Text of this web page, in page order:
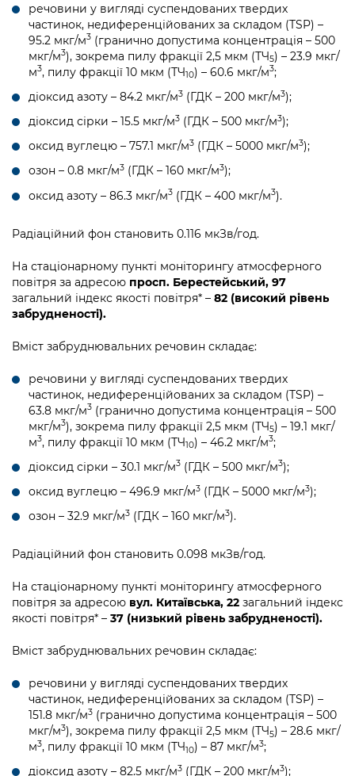
речовини у вигляді суспендованих твердих
частинок, недиференційованих за складом (TSP) –
95.2 мкг/м3 (гранично допустима концентрація – 500
мкг/м3), зокрема пилу фракції 2,5 мкм (ТЧ5) – 23.9 мкг/
м3, пилу фракції 10 мкм (ТЧ10) – 60.6 мкг/м3;
діоксид азоту – 84.2 мкг/м3 (ГДК – 200 мкг/м3);
діоксид сірки – 15.5 мкг/м3 (ГДК – 500 мкг/м3);
оксид вуглецю – 757.1 мкг/м3 (ГДК – 5000 мкг/м3);
озон – 0.8 мкг/м3 (ГДК – 160 мкг/м3);
оксид азоту – 86.3 мкг/м3 (ГДК – 400 мкг/м3).
Радіаційний фон становить 0.116 мкЗв/год.
На стаціонарному пункті моніторингу атмосферного
повітря за адресою просп. Берестейський, 97
загальний індекс якості повітря* – 82 (високий рівень
забрудненості).
Вміст забруднювальних речовин складає:
речовини у вигляді суспендованих твердих
частинок, недиференційованих за складом (TSP) –
63.8 мкг/м3 (гранично допустима концентрація – 500
мкг/м3), зокрема пилу фракції 2,5 мкм (ТЧ5) – 19.1 мкг/
м3, пилу фракції 10 мкм (ТЧ10) – 46.2 мкг/м3;
діоксид сірки – 30.1 мкг/м3 (ГДК – 500 мкг/м3);
оксид вуглецю – 496.9 мкг/м3 (ГДК – 5000 мкг/м3);
озон – 32.9 мкг/м3 (ГДК – 160 мкг/м3).
Радіаційний фон становить 0.098 мкЗв/год.
На стаціонарному пункті моніторингу атмосферного
повітря за адресою вул. Китаївська, 22 загальний індекс
якості повітря* – 37 (низький рівень забрудненості).
Вміст забруднювальних речовин складає:
речовини у вигляді суспендованих твердих
частинок, недиференційованих за складом (TSP) –
151.8 мкг/м3 (гранично допустима концентрація – 500
мкг/м3), зокрема пилу фракції 2,5 мкм (ТЧ5) – 28.6 мкг/
м3, пилу фракції 10 мкм (ТЧ10) – 87 мкг/м3;
діоксид азоту – 82.5 мкг/м3 (ГДК – 200 мкг/м3);